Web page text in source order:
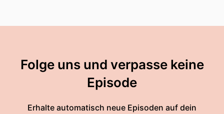
Folge uns und verpasse keine
Episode
Erhalte automatisch neue Episoden auf dein